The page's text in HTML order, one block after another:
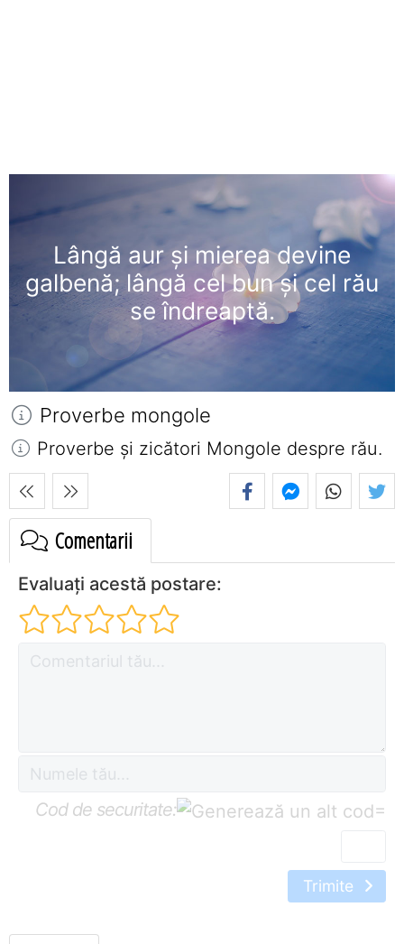
Lângă aur şi mierea devine
galbenă; lângă cel bun şi cel rău
se îndreaptă.
Proverbe mongole
Proverbe și zicători Mongole despre rău.
Comentarii
Evaluați acestă postare:
Cod de securitate: =
Trimite